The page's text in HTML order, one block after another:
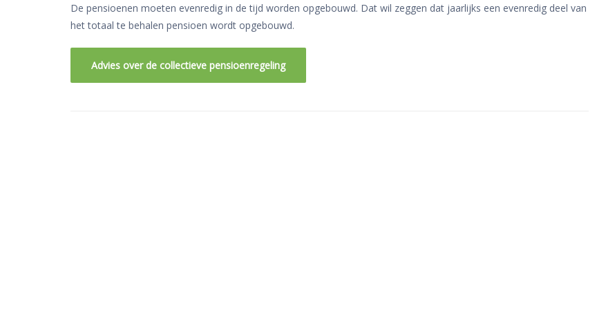
De pensioenen moeten evenredig in de tijd worden opgebouwd. Dat wil zeggen dat jaarlijks een evenredig deel van
het totaal te behalen pensioen wordt opgebouwd.
Advies over de collectieve pensioenregeling